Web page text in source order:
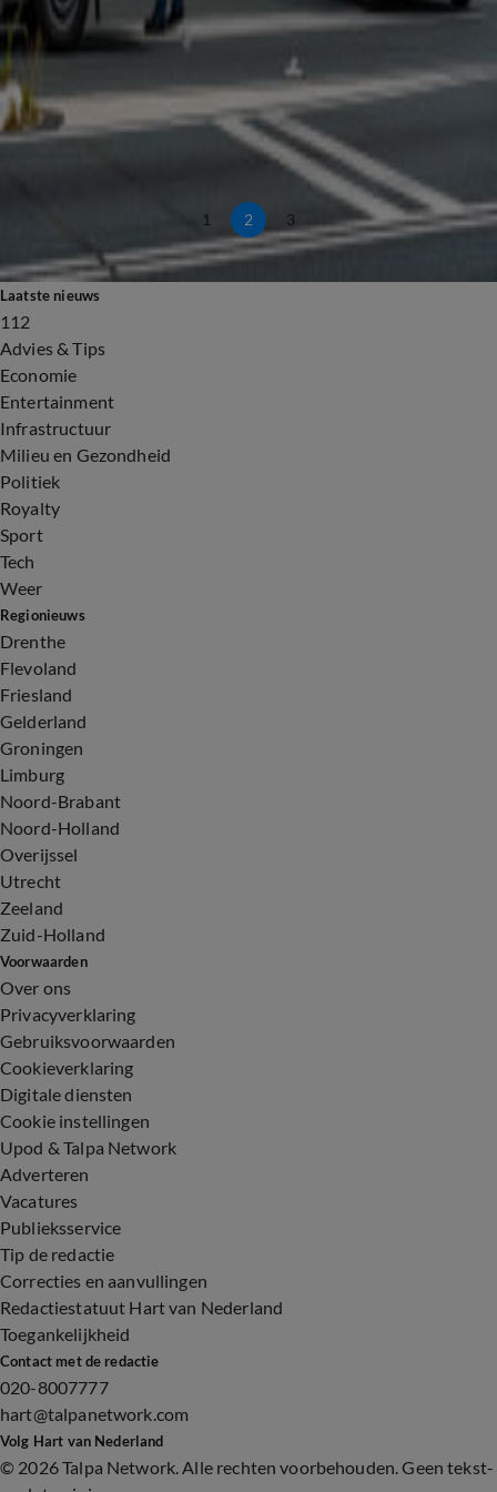
20 juli, 22:17
Vrachtwagens riskeren boete op Merwedebrug, maar controles blijven uit
20 juli, 16:09
Kater of niet: politie controleert na Zwarte Cross op alcohol
20 juli, 09:17
'Verkeersruzie eindigt in reanimatie in Harderwijk'
1 2 3
Laatste nieuws
112
Advies & Tips
Economie
Entertainment
Infrastructuur
Milieu en Gezondheid
Politiek
Royalty
Sport
Tech
Weer
Regionieuws
Drenthe
Flevoland
Friesland
Gelderland
Groningen
Limburg
Noord-Brabant
Noord-Holland
Overijssel
Utrecht
Zeeland
Zuid-Holland
Voorwaarden
Over ons
Privacyverklaring
Gebruiksvoorwaarden
Cookieverklaring
Digitale diensten
Cookie instellingen
Upod & Talpa Network
Adverteren
Vacatures
Publieksservice
Tip de redactie
Correcties en aanvullingen
Redactiestatuut Hart van Nederland
Toegankelijkheid
Contact met de redactie
020-8007777
hart@talpanetwork.com
Volg Hart van Nederland
© 2026 Talpa Network. Alle rechten voorbehouden. Geen tekst-